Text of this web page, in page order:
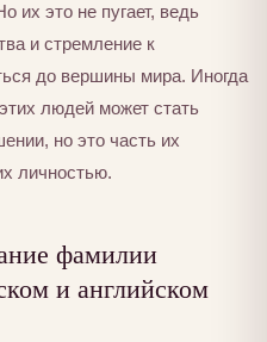
их это не пугает, ведь
и стремление к
до вершины мира. Иногда
людей может стать
но это часть их
личностью.
фамилии
и английском